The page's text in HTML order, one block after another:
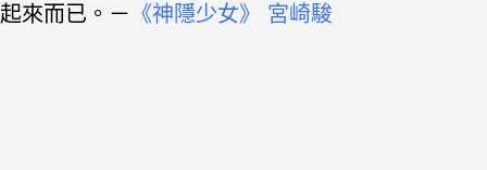
起來而已。－ 《神隱少女》 宮崎駿